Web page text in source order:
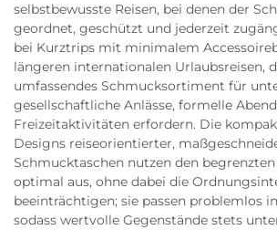
selbstbewusste Reisen, bei denen der
geordnet, geschützt und jederzeit
bei Kurztrips mit minimalem
längeren internationalen Urlaubsreisen,
umfassendes Schmucksortiment für
gesellschaftliche Anlässe, formelle
Freizeitaktivitäten erfordern. Die
Designs reiseorientierter,
Schmucktaschen nutzen den
optimal aus, ohne dabei die
beeinträchtigen; sie passen problemlos
sodass wertvolle Gegenstände stets